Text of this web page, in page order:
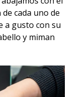
de cada uno de
a gusto con su
y miman